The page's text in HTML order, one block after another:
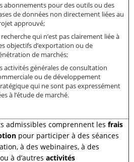
abonnements pour des outils ou des
de données non directement liées au
approuvé;
recherche qui n’est pas clairement liée à
objectifs d’exportation ou de
de marchés;
activités générales de consultation
ou de développement
qui ne sont pas expressément
à l’étude de marché.
admissibles comprennent les frais
pour participer à des séances
à des webinaires, à des
à d’autres activités